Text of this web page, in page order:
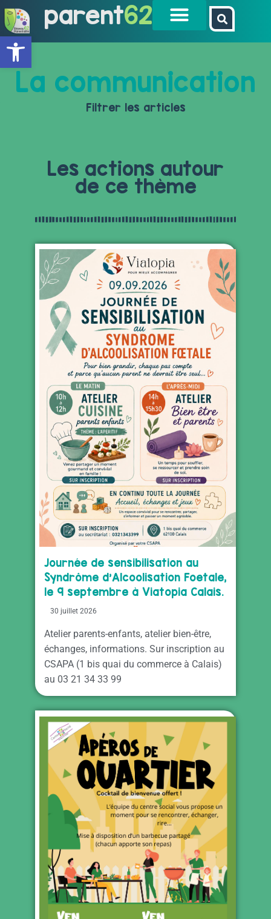
Ouvrir la barre d’outils
parent62
La communication
Filtrer les articles
Les actions autour
de ce thème
Journée de sensibilisation au
Syndrôme d’Alcoolisation Foetale,
le 9 septembre à Viatopia Calais.
30 juillet 2026
Atelier parents-enfants, atelier bien-être,
échanges, informations. Sur inscription au
CSAPA (1 bis quai du commerce à Calais)
au 03 21 34 33 99